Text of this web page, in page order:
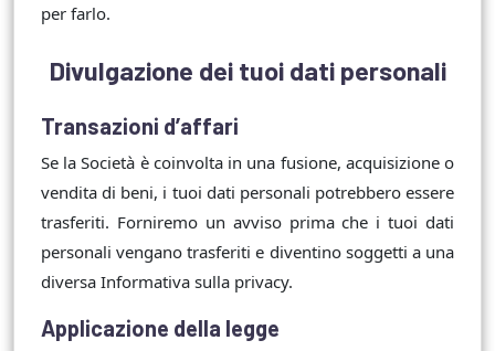
per farlo.
Divulgazione dei tuoi dati personali
Transazioni d’affari
Se la Società è coinvolta in una fusione, acquisizione o
vendita di beni, i tuoi dati personali potrebbero essere
trasferiti. Forniremo un avviso prima che i tuoi dati
personali vengano trasferiti e diventino soggetti a una
diversa Informativa sulla privacy.
Applicazione della legge